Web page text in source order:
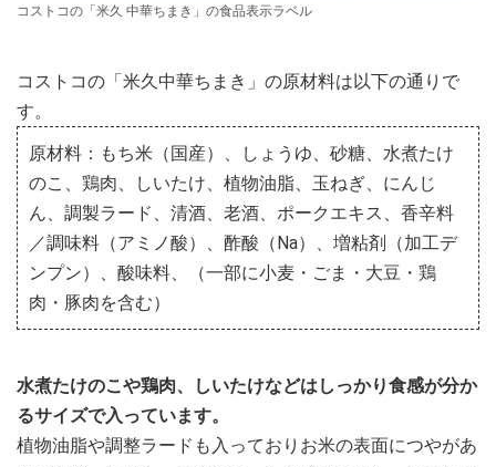
コストコの「米久 中華ちまき」の食品表示ラベル
コストコの「米久中華ちまき」の原材料は以下の通りで
す。
原材料：もち米（国産）、しょうゆ、砂糖、水煮たけ
のこ、鶏肉、しいたけ、植物油脂、玉ねぎ、にんじ
ん、調製ラード、清酒、老酒、ポークエキス、香辛料
／調味料（アミノ酸）、酢酸（Na）、増粘剤（加工デ
ンプン）、酸味料、（一部に小麦・ごま・大豆・鶏
肉・豚肉を含む）
水煮たけのこや鶏肉、しいたけなどはしっかり食感が分か
るサイズで入っています。
植物油脂や調整ラードも入っておりお米の表面につやがあ